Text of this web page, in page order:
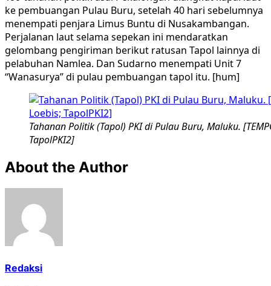
ke pembuangan Pulau Buru, setelah 40 hari sebelumnya
menempati penjara Limus Buntu di Nusakambangan.
Perjalanan laut selama sepekan ini mendaratkan
gelombang pengiriman berikut ratusan Tapol lainnya di
pelabuhan Namlea. Dan Sudarno menempati Unit 7
“Wanasurya” di pulau pembuangan tapol itu. [hum]
Tahanan Politik (Tapol) PKI di Pulau Buru, Maluku.
TapolPKI2]
About the Author
Redaksi